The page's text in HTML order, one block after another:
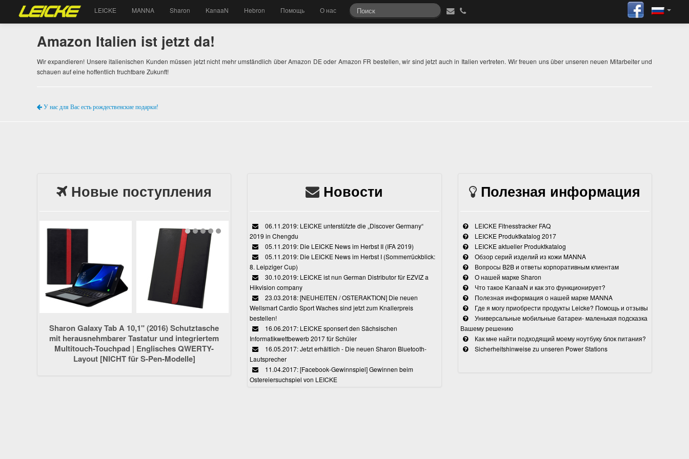
LEICKE MANNA Sharon KanaaN Hebron Помощь О нас
Amazon Italien ist jetzt da!
Wir expandieren! Unsere italienischen Kunden müssen jetzt nicht mehr umständlich über Amazon DE oder Amazon FR bestellen, wir sind jetzt auch in Italien vertreten. Wir freuen uns über unseren neuen Mitarbeiter und
schauen auf eine hoffentlich fruchtbare Zukunft!
У нас для Вас есть рождественские подарки!
Новые поступления
Sharon Galaxy Tab A 10,1" (2016) Schutztasche
mit herausnehmbarer Tastatur und integriertem
Multitouch-Touchpad | Englisches QWERTY-
Layout [NICHT für S-Pen-Modelle]
Новости
06.11.2019: LEICKE unterstützte die „Discover Germany“
2019 in Chengdu
05.11.2019: Die LEICKE News im Herbst II (IFA 2019)
05.11.2019: Die LEICKE News im Herbst I (Sommerrückblick:
8. Leipziger Cup)
30.10.2019: LEICKE ist nun German Distributor für EZVIZ a
Hikvision company
23.03.2018: [NEUHEITEN / OSTERAKTION] Die neuen
Wellsmart Cardio Sport Waches sind jetzt zum Knallerpreis
bestellen!
16.06.2017: LEICKE sponsert den Sächsischen
Informatikwettbewerb 2017 für Schüler
16.05.2017: Jetzt erhältlich - Die neuen Sharon Bluetooth-
Lautsprecher
11.04.2017: [Facebook-Gewinnspiel] Gewinnen beim
Ostereiersuchspiel von LEICKE
Полезная информация
LEICKE Fitnesstracker FAQ
LEICKE Produktkatalog 2017
LEICKE aktueller Produktkatalog
Обзор серий изделий из кожи MANNA
Вопросы B2B и ответы корпоративным клиентам
О нашей марке Sharon
Что такое KanaaN и как это функционирует?
Полезная информация о нашей марке MANNA
Где я могу приобрести продукты Leicke? Помощь и отзывы
Универсальные мобильные батареи- маленькая подсказка
Вашему решению
Как мне найти подходящий моему ноутбуку блок питания?
Sicherheitshinweise zu unseren Power Stations